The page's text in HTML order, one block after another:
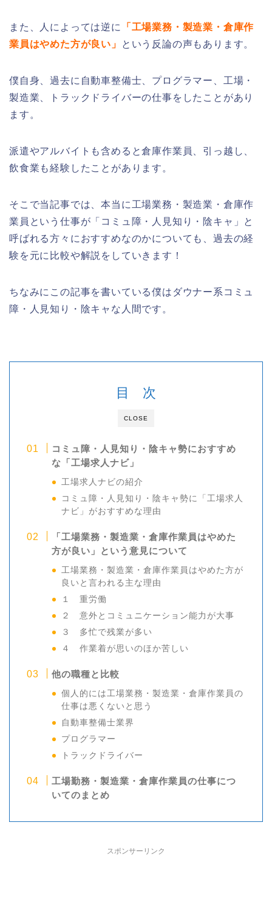
また、人によっては逆に
「工場業務・製造業・倉庫作
業員はやめた方が良い」
という反論の声もあります。
僕自身、過去に自動車整備士、プログラマー、工場・
製造業、トラックドライバーの仕事をしたことがあり
ます。
派遣やアルバイトも含めると倉庫作業員、引っ越し、
飲食業も経験したことがあります。
そこで当記事では、本当に工場業務・製造業・倉庫作
業員という仕事が「コミュ障・人見知り・陰キャ」と
呼ばれる方々におすすめなのかについても、過去の経
験を元に比較や解説をしていきます！
ちなみにこの記事を書いている僕はダウナー系コミュ
障・人見知り・陰キャな人間です。
CLOSE
目 次
コミュ障・人見知り・陰キャ勢におすすめ
な「工場求人ナビ」
工場求人ナビの紹介
コミュ障・人見知り・陰キャ勢に「工場求人
ナビ」がおすすめな理由
「工場業務・製造業・倉庫作業員はやめた
方が良い」という意見について
工場業務・製造業・倉庫作業員はやめた方が
良いと言われる主な理由
１ 重労働
２ 意外とコミュニケーション能力が大事
３ 多忙で残業が多い
４ 作業着が思いのほか苦しい
他の職種と比較
個人的には工場業務・製造業・倉庫作業員の
仕事は悪くないと思う
自動車整備士業界
プログラマー
トラックドライバー
工場勤務・製造業・倉庫作業員の仕事につ
いてのまとめ
スポンサーリンク